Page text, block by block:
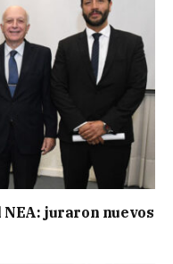
juraron nuevos